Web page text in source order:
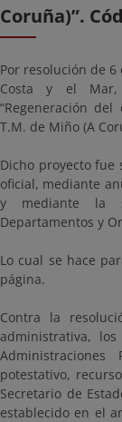
Coruña)”.
Por resolución de
Costa y el Mar,
“Regeneración
T.M. de Miño (A
Dicho proyecto
oficial, mediante
y mediante la
Departamentos y
Lo cual se hace
página.
Contra la
administrativa,
potestativo,
Secretario de
establecido en el